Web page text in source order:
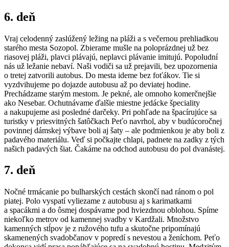
6. deň
Vraj celodenný zaslúžený ležing na pláži a s večernou prehliadkou
starého mesta Sozopol. Zbierame mušle na poloprázdnej už bez
riasovej pláži, plavci plávajú, neplavci plávanie imitujú. Popoludní
nás už ležanie nebaví. Naši vodiči sa už prejavili, bez upozornenia
o tretej zatvorili autobus. Do mesta ideme bez foťákov. Tie si
vyzdvihujeme po dojazde autobusu až po deviatej hodine.
Prechádzame starým mestom. Je pekné, ale omnoho komerčnejšie
ako Nesebar. Ochutnávame ďalšie miestne jedácke špeciality
a nakupujeme asi posledné darčeky. Pri pohľade na špacírujúce sa
turistky v priesvitných šatôčkach Peťo navrhol, aby v budúcoročnej
povinnej dámskej výbave boli aj šaty – ale podmienkou je aby boli z
padavého materiálu. Veď si počkajte chlapi, padnete na zadky z tých
našich padavých šiat. Čakáme na odchod autobusu do pol dvanástej.
7. deň
Nočné trmácanie po bulharských cestách skončí nad ránom o pol
piatej. Polo vyspatí vyliezame z autobusu aj s karimatkami
a spacákmi a do ôsmej dospávame pod hviezdnou oblohou. Spíme
niekoľko metrov od kamennej svadby v Kardžali. Množstvo
kamenných stĺpov je z ružového tufu a skutočne pripomínajú
skamenených svadobčanov v popredí s nevestou a ženíchom. Peťo